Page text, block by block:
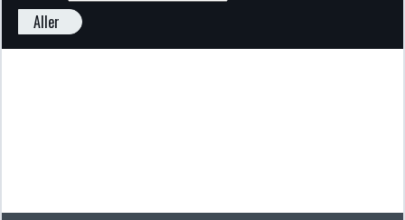
Aller